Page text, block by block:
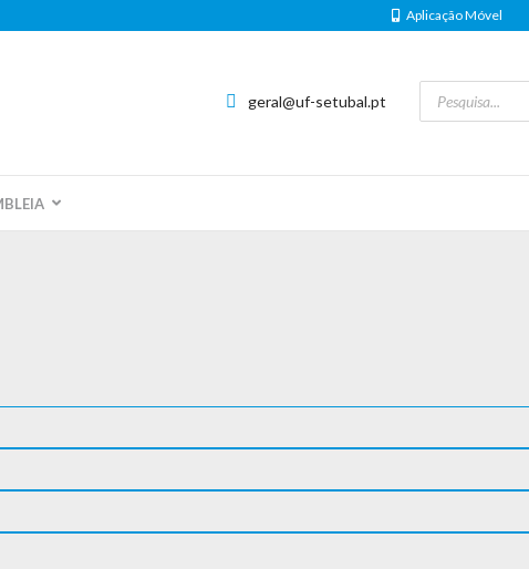
Aplicação Móvel
geral@uf-setubal.pt